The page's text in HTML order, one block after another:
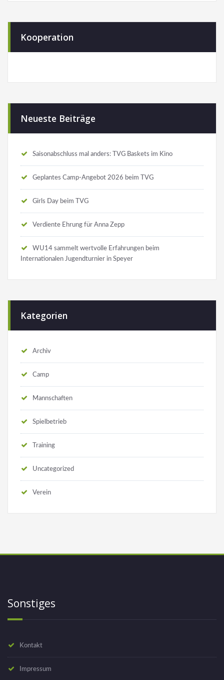
Kooperation
Neueste Beiträge
Saisonabschluss mal anders: TVG Baskets im Kino
Geplantes Camp-Angebot 2026 beim TVG
Girls Day beim TVG
Verdiente Ehrung für Anna Zepp
WU14 sammelt wertvolle Erfahrungen beim
Internationalen Jugendturnier in Speyer
Kategorien
Archiv
Camp
Mannschaften
Spielbetrieb
Training
Uncategorized
Verein
Sonstiges
Kontakt
Impressum